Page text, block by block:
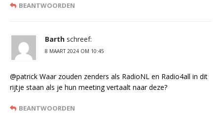
BEANTWOORDEN
Barth schreef:
8 MAART 2024 OM 10:45
@patrick Waar zouden zenders als RadioNL en Radio4all in dit
rijtje staan als je hun meeting vertaalt naar deze?
BEANTWOORDEN